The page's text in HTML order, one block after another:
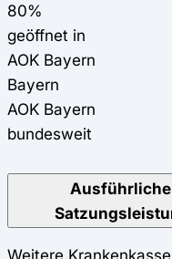
80%
geöffnet in
AOK Bayern
Bayern
AOK Bayern
bundesweit